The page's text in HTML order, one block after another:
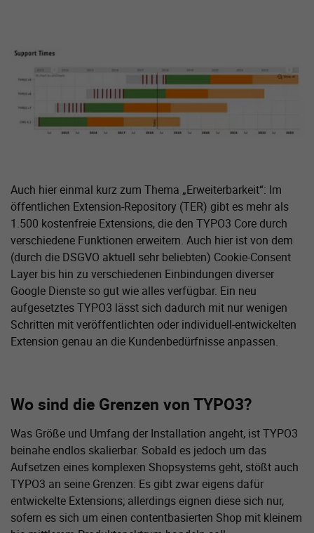
Zeige größere Version von:
Auch hier einmal kurz zum Thema „Erweiterbarkeit“: Im
öffentlichen Extension-Repository (TER) gibt es mehr als
1.500 kostenfreie Extensions, die den TYPO3 Core durch
verschiedene Funktionen erweitern. Auch hier ist von dem
(durch die DSGVO aktuell sehr beliebten) Cookie-Consent
Layer bis hin zu verschiedenen Einbindungen diverser
Google Dienste so gut wie alles verfügbar. Ein neu
aufgesetztes TYPO3 lässt sich dadurch mit nur wenigen
Schritten mit veröffentlichten oder individuell-entwickelten
Extension genau an die Kundenbedürfnisse anpassen.
Wo sind die Grenzen von TYPO3?
Was Größe und Umfang der Installation angeht, ist TYPO3
beinahe endlos skalierbar. Sobald es jedoch um das
Aufsetzen eines komplexen Shopsystems geht, stößt auch
TYPO3 an seine Grenzen: Es gibt zwar eigens dafür
entwickelte Extensions; allerdings eignen diese sich nur,
sofern es sich um einen contentbasierten Shop mit kleinem